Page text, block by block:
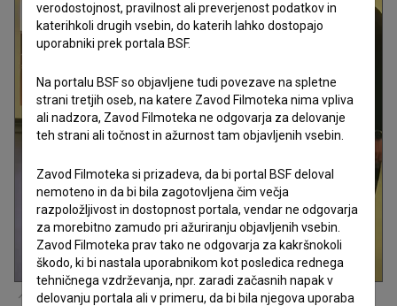
fotografija dogodka Belo se pere na devetdeset (2025)
verodostojnost, pravilnost ali preverjenost podatkov in
katerihkoli drugih vsebin, do katerih lahko dostopajo
uporabniki prek portala BSF.
Na portalu BSF so objavljene tudi povezave na spletne
strani tretjih oseb, na katere Zavod Filmoteka nima vpliva
ali nadzora, Zavod Filmoteka ne odgovarja za delovanje
teh strani ali točnost in ažurnost tam objavljenih vsebin.
Zavod Filmoteka si prizadeva, da bi portal BSF deloval
nemoteno in da bi bila zagotovljena čim večja
razpoložljivost in dostopnost portala, vendar ne odgovarja
za morebitno zamudo pri ažuriranju objavljenih vsebin.
Zavod Filmoteka prav tako ne odgovarja za kakršnokoli
škodo, ki bi nastala uporabnikom kot posledica rednega
tehničnega vzdrževanja, npr. zaradi začasnih napak v
delovanju portala ali v primeru, da bi bila njegova uporaba